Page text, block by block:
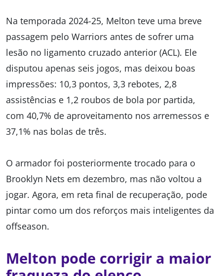
Na temporada 2024-25, Melton teve uma breve
passagem pelo Warriors antes de sofrer uma
lesão no ligamento cruzado anterior (ACL). Ele
disputou apenas seis jogos, mas deixou boas
impressões: 10,3 pontos, 3,3 rebotes, 2,8
assistências e 1,2 roubos de bola por partida,
com 40,7% de aproveitamento nos arremessos e
37,1% nas bolas de três.
O armador foi posteriormente trocado para o
Brooklyn Nets em dezembro, mas não voltou a
jogar. Agora, em reta final de recuperação, pode
pintar como um dos reforços mais inteligentes da
offseason.
Melton pode corrigir a maior